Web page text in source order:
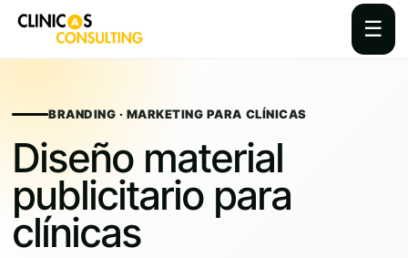
☰
contentBRANDING · MARKETING PARA CLÍNICAS
Diseño material
publicitario para
clínicas